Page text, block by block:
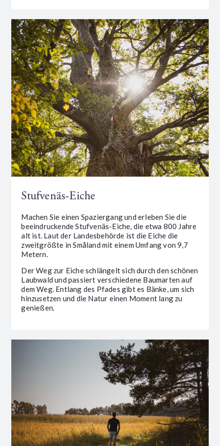
Stufvenäs-Eiche
Machen Sie einen Spaziergang und erleben Sie die
beeindruckende Stufvenäs-Eiche, die etwa 800 Jahre
alt ist. Laut der Landesbehörde ist die Eiche die
zweitgrößte in Småland mit einem Umfang von 9,7
Metern.
Der Weg zur Eiche schlängelt sich durch den schönen
Laubwald und passiert verschiedene Baumarten auf
dem Weg. Entlang des Pfades gibt es Bänke, um sich
hinzusetzen und die Natur einen Moment lang zu
genießen.